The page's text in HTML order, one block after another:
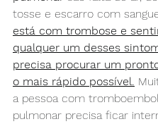
tosse e escarro com
está com trombose e
qualquer um desses
precisa procurar um
o mais rápido possível.
a pessoa com
pulmonar precisa ficar